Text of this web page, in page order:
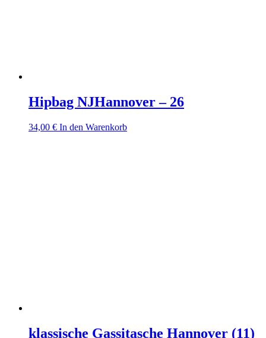
Hipbag NJHannover – 26
34,00 € In den Warenkorb
klassische Gassitasche Hannover (11)